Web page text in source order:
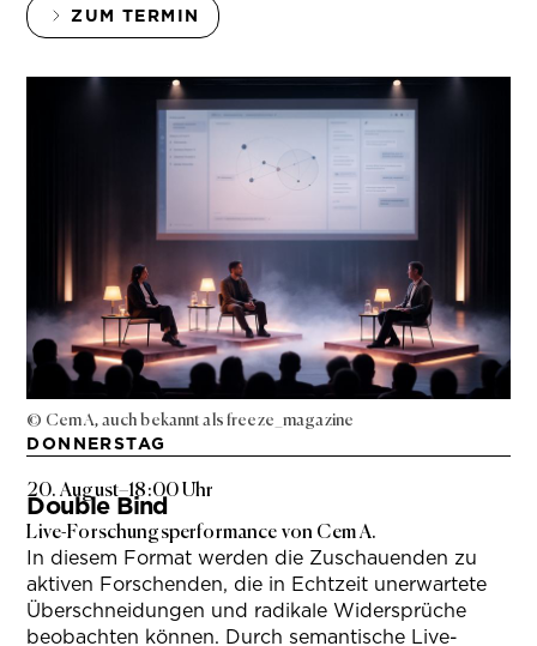
ZUM TERMIN
© Cem A, auch bekannt als freeze_magazine
DONNERSTAG
20. August–18:00 Uhr
Double Bind
Live-Forschungsperformance von Cem A.
In diesem Format werden die Zuschauenden zu
aktiven Forschenden, die in Echtzeit unerwartete
Überschneidungen und radikale Widersprüche
beobachten können. Durch semantische Live-